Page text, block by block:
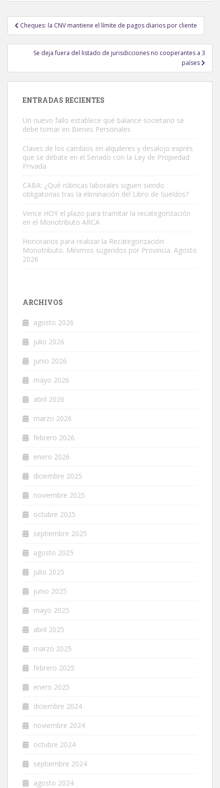
Navegación
de
entradas
Cheques: la CNV mantiene el límite de pagos diarios por cliente
Se deja fuera del listado de jurisdicciones no cooperantes a 3
países
ENTRADAS RECIENTES
Un nuevo fallo establece qué balance societario se
debe tomar en Bienes Personales
Claves de los cambios en alquileres y desalojo exprés
que se debate en el Senado con la Ley de Propiedad
Privada
CABA: ¿Qué rúbricas laborales siguen siendo
obligatorias tras la eliminación del Libro de Sueldos?
Vence HOY el plazo para tramitar la recategorización
en el Monotributo ARCA
Honorarios para realizar la Recategorización
Monotributo. Mínimos sugeridos por Provincia. Agosto
2026
ARCHIVOS
agosto 2026
julio 2026
junio 2026
mayo 2026
abril 2026
marzo 2026
febrero 2026
enero 2026
diciembre 2025
noviembre 2025
octubre 2025
septiembre 2025
agosto 2025
julio 2025
junio 2025
mayo 2025
abril 2025
marzo 2025
febrero 2025
enero 2025
diciembre 2024
noviembre 2024
octubre 2024
septiembre 2024
agosto 2024